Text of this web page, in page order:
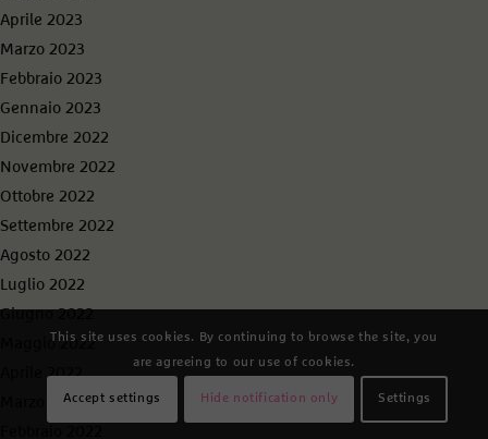
Aprile 2023
Marzo 2023
Febbraio 2023
Gennaio 2023
Dicembre 2022
Novembre 2022
Ottobre 2022
Settembre 2022
Agosto 2022
Luglio 2022
Giugno 2022
Maggio 2022
Aprile 2022
Marzo 2022
This site uses cookies. By continuing to browse the site, you
are agreeing to our use of cookies.
Accept settings Hide notification only Settings